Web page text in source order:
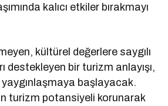
kalıcı etkiler bırakmayı
kültürel değerlere saygılı
destekleyen bir turizm anlayışı,
başlayacak.
turizm potansiyeli korunarak